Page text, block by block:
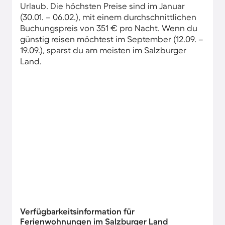
Urlaub. Die höchsten Preise sind im Januar
(30.01. – 06.02.), mit einem durchschnittlichen
Buchungspreis von 351 € pro Nacht. Wenn du
günstig reisen möchtest im September (12.09. –
19.09.), sparst du am meisten im Salzburger
Land.
Verfügbarkeitsinformation für
Ferienwohnungen im Salzburger Land